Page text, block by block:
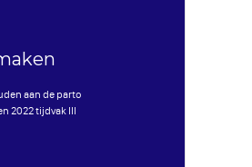
aan de parto
2022 tijdvak III